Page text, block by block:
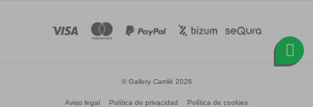
© Gallery Carrilé 2026
Aviso legal Política de privacidad Política de cookies